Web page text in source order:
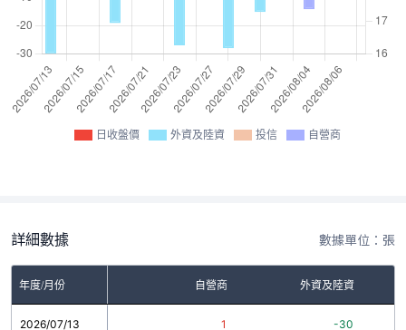
日收盤價 外資及陸資 投信 自營商
詳細數據 數據單位：張
年度/月份 自營商 外資及陸資
2026/07/13 1 -30